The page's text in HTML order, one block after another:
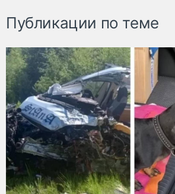
Публикации по теме